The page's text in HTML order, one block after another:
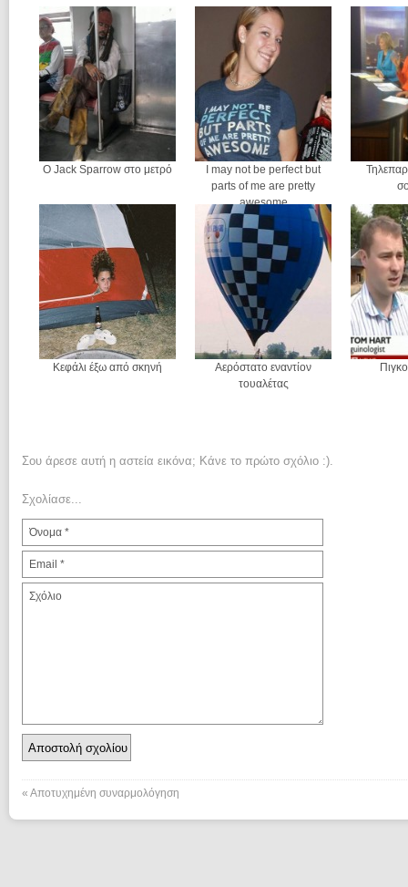
Ο Jack Sparrow στο μετρό
I may not be perfect but
parts of me are pretty
awesome
Κεφάλι έξω από σκηνή
Αερόστατο εναντίον
τουαλέτας
Σου άρεσε αυτή η αστεία εικόνα; Κάνε το πρώτο σχόλιο :).
Σχολίασε...
« Αποτυχημένη συναρμολόγηση